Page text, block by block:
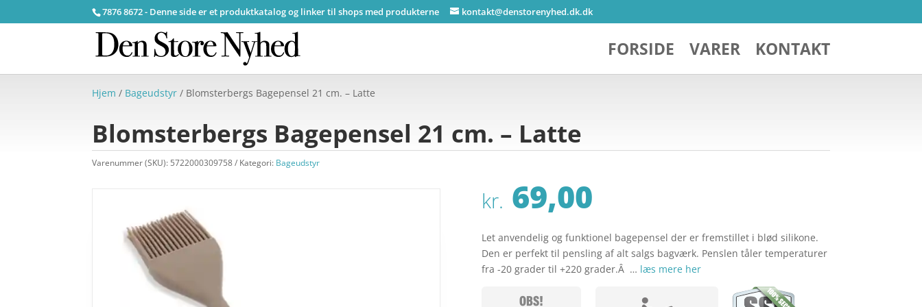
7876 8672 - Denne side er et produktkatalog og linker til shops med produkterne kontakt@denstorenyhed.dk.dk
FORSIDE VARER KONTAKT
Hjem / Bageudstyr / Blomsterbergs Bagepensel 21 cm. – Latte
Blomsterbergs Bagepensel 21 cm. – Latte
Varenummer (SKU): 5722000309758 Kategori: Bageudstyr
kr. 69,00
Let anvendelig og funktionel bagepensel der er fremstillet i blød silikone.
Den er perfekt til pensling af alt salgs bagværk. Penslen tåler temperaturer
fra -20 grader til +220 grader.Â … læs mere her